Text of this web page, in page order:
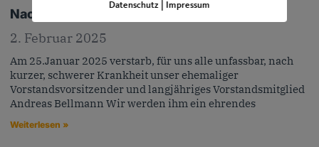
Nachruf
2. Februar 2025
Am 25.Januar 2025 verstarb, für uns alle unfassbar, nach
kurzer, schwerer Krankheit unser ehemaliger
Vorstandsvorsitzender und langjähriges Vorstandsmitglied
Andreas Bellmann Wir werden ihm ein ehrendes
Weiterlesen »
Datenschutz| Impressum